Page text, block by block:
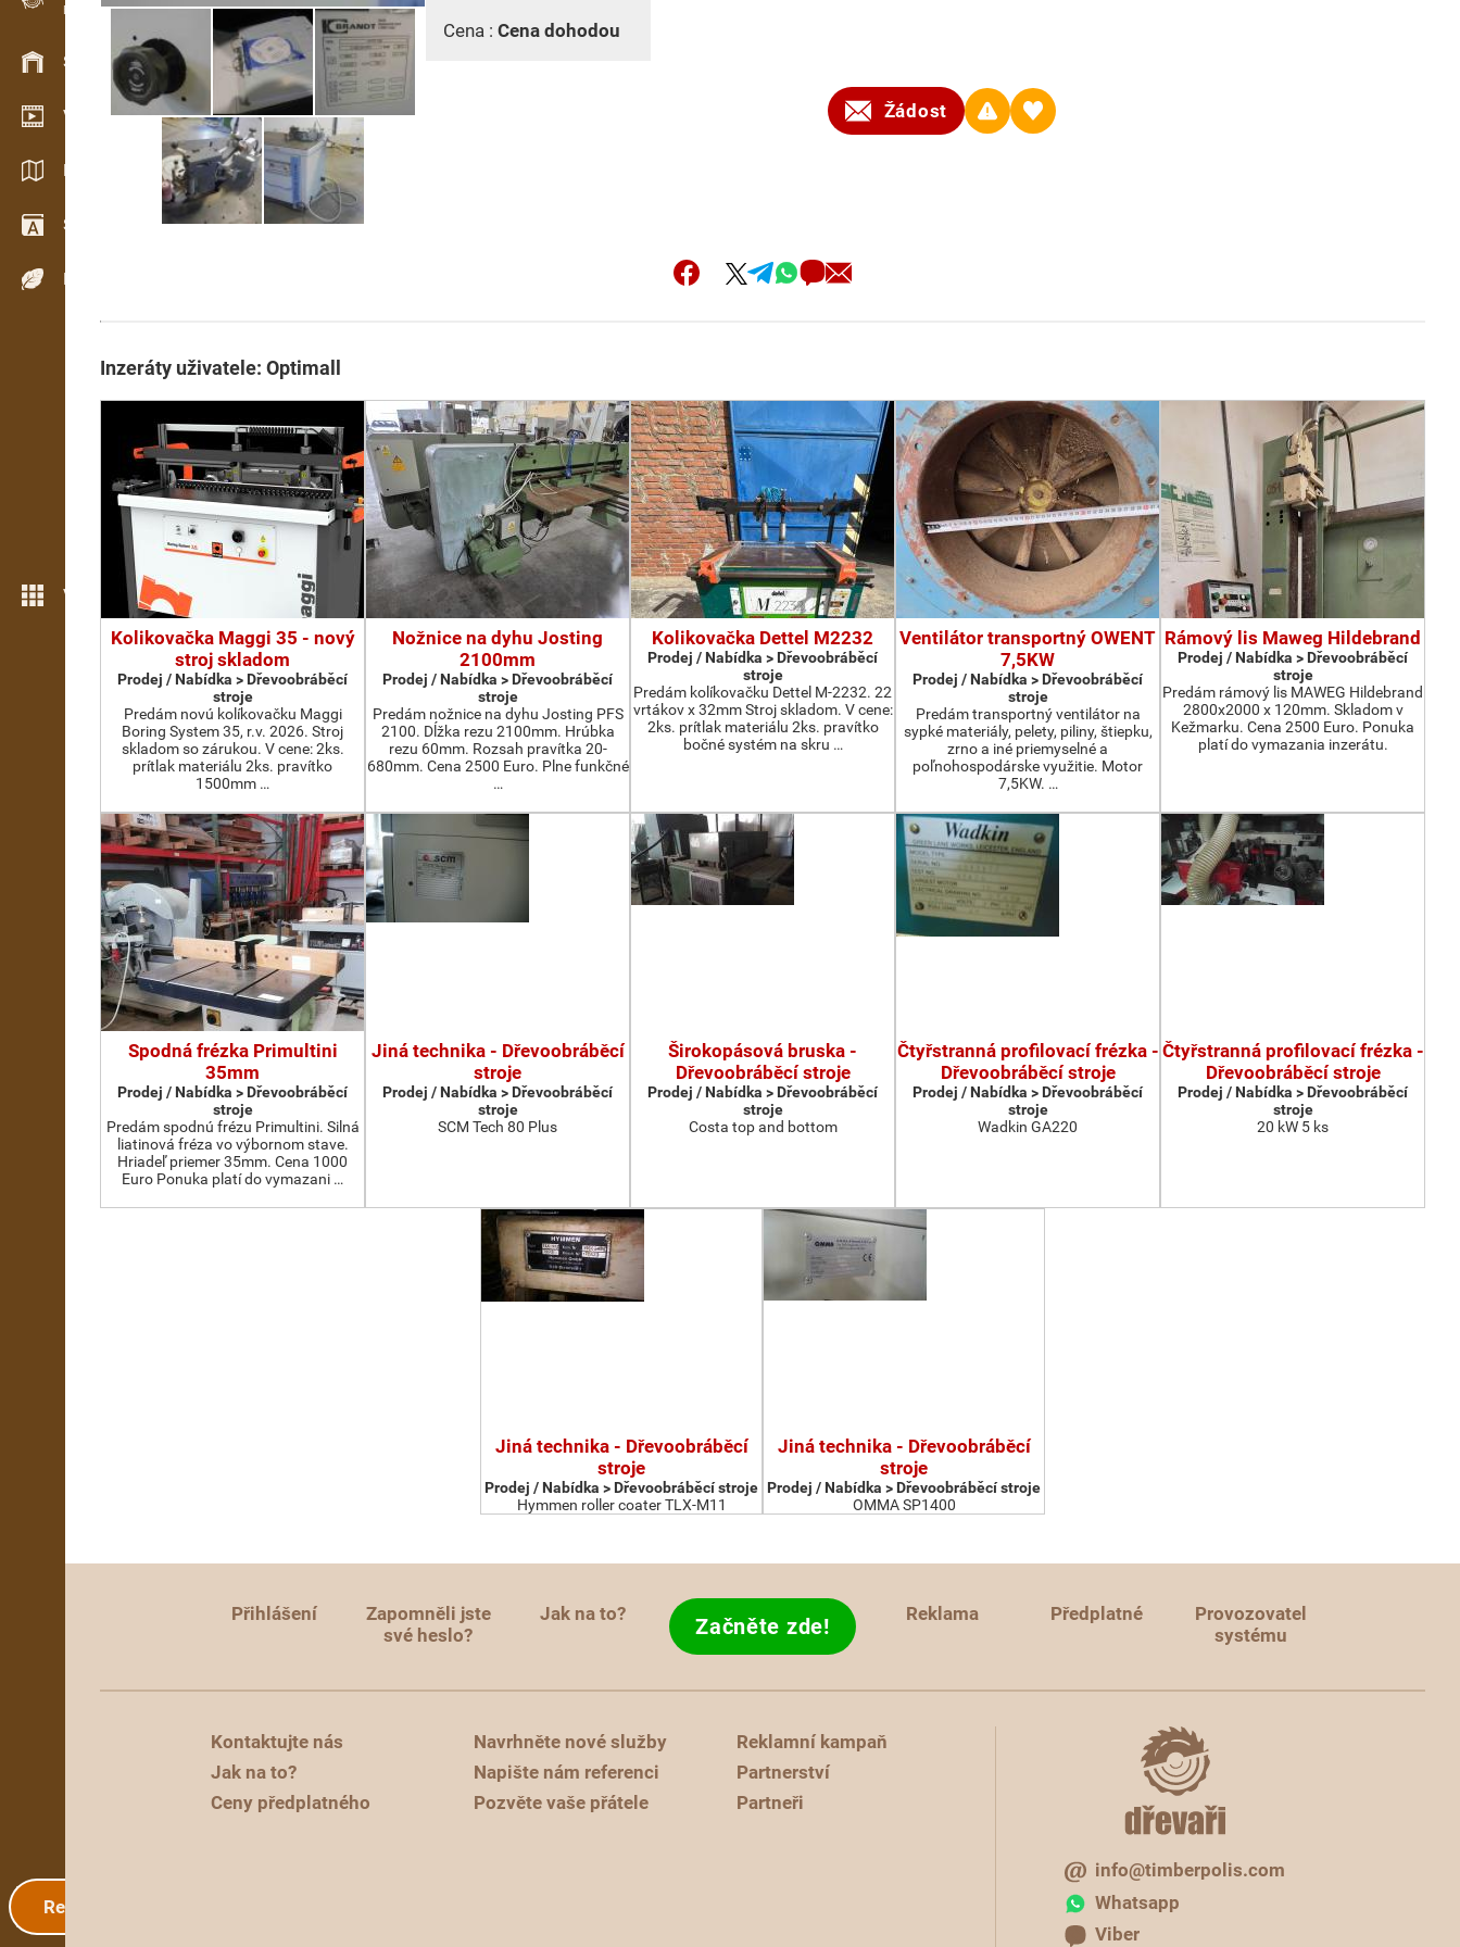
Evidence dřeva v terénu
Skladové hospodářství
Video showroom
Katalogy / Brožury
Slovník
Dřeviny
Více možností
Registrace
Cena : Cena dohodou
Žádost
Inzeráty uživatele: Optimall
Kolikovačka Maggi 35 - nový
stroj skladom
Prodej / Nabídka > Dřevoobráběcí
stroje
Predám novú kolíkovačku Maggi
Boring System 35, r.v. 2026. Stroj
skladom so zárukou. V cene: 2ks.
prítlak materiálu 2ks. pravítko
1500mm …
Nožnice na dyhu Josting
2100mm
Prodej / Nabídka > Dřevoobráběcí
stroje
Predám nožnice na dyhu Josting PFS
2100. Dĺžka rezu 2100mm. Hrúbka
rezu 60mm. Rozsah pravítka 20-
680mm. Cena 2500 Euro. Plne funkčné
…
Kolikovačka Dettel M2232
Prodej / Nabídka > Dřevoobráběcí
stroje
Predám kolíkovačku Dettel M-2232. 22
vrtákov x 32mm Stroj skladom. V cene:
2ks. prítlak materiálu 2ks. pravítko
bočné systém na skru …
Ventilátor transportný OWENT
7,5KW
Prodej / Nabídka > Dřevoobráběcí
stroje
Predám transportný ventilátor na
sypké materiály, pelety, piliny, štiepku,
zrno a iné priemyselné a
poľnohospodárske využitie. Motor
7,5KW. …
Rámový lis Maweg Hildebrand
Prodej / Nabídka > Dřevoobráběcí
stroje
Predám rámový lis MAWEG Hildebrand
2800x2000 x 120mm. Skladom v
Kežmarku. Cena 2500 Euro. Ponuka
platí do vymazania inzerátu.
Spodná frézka Primultini
35mm
Prodej / Nabídka > Dřevoobráběcí
stroje
Predám spodnú frézu Primultini. Silná
liatinová fréza vo výbornom stave.
Hriadeľ priemer 35mm. Cena 1000
Euro Ponuka platí do vymazani …
Jiná technika - Dřevoobráběcí
stroje
Prodej / Nabídka > Dřevoobráběcí
stroje
SCM Tech 80 Plus
Širokopásová bruska -
Dřevoobráběcí stroje
Prodej / Nabídka > Dřevoobráběcí
stroje
Costa top and bottom
Čtyřstranná profilovací frézka -
Dřevoobráběcí stroje
Prodej / Nabídka > Dřevoobráběcí
stroje
Wadkin GA220
Čtyřstranná profilovací frézka -
Dřevoobráběcí stroje
Prodej / Nabídka > Dřevoobráběcí
stroje
20 kW 5 ks
Jiná technika - Dřevoobráběcí
stroje
Prodej / Nabídka > Dřevoobráběcí stroje
Hymmen roller coater TLX-M11
Jiná technika - Dřevoobráběcí
stroje
Prodej / Nabídka > Dřevoobráběcí stroje
OMMA SP1400
Přihlášení
Zapomněli jste
své heslo?
Jak na to? Začněte zde! Reklama Předplatné
Provozovatel
systému
Kontaktujte nás
Jak na to?
Ceny předplatného
Navrhněte nové služby
Napište nám referenci
Pozvěte vaše přátele
Reklamní kampaň
Partnerství
Partneři
info@timberpolis.com
Whatsapp
Viber